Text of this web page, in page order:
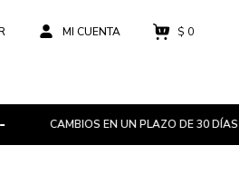
$ 0
CAMBIOS EN UN PLAZO DE 30 DÍAS